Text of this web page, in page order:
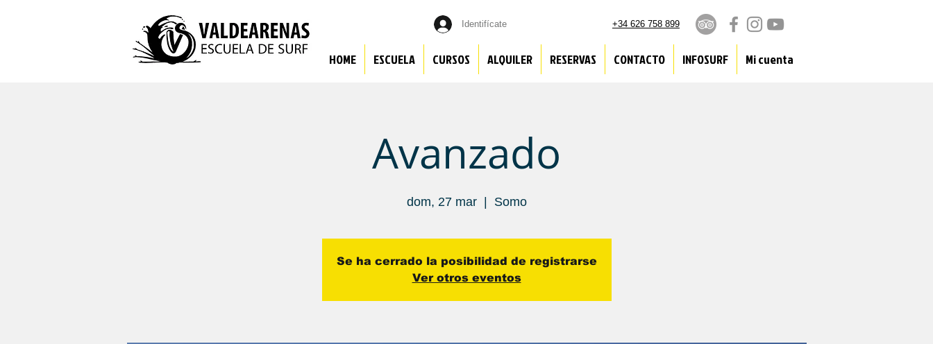
Identifícate +34 626 758 899
HOME ESCUELA CURSOS ALQUILER RESERVAS CONTACTO INFOSURF Mi cuenta
Avanzado
dom, 27 mar
  |
Somo
Se ha cerrado la posibilidad de registrarse
Ver otros eventos